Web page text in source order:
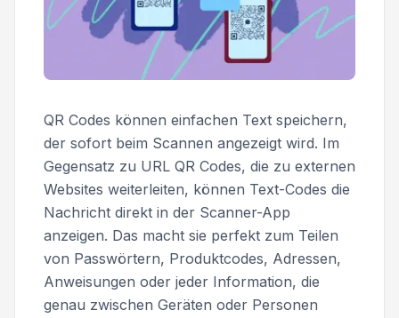
QR Codes können einfachen Text speichern,
der sofort beim Scannen angezeigt wird. Im
Gegensatz zu URL QR Codes, die zu externen
Websites weiterleiten, können Text-Codes die
Nachricht direkt in der Scanner-App
anzeigen. Das macht sie perfekt zum Teilen
von Passwörtern, Produktcodes, Adressen,
Anweisungen oder jeder Information, die
genau zwischen Geräten oder Personen